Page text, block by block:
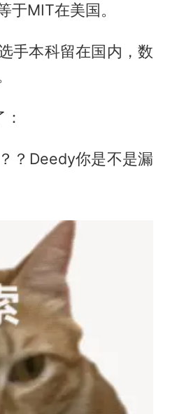
于MIT在美国。
手本科留在国内，数
？Deedy你是不是漏